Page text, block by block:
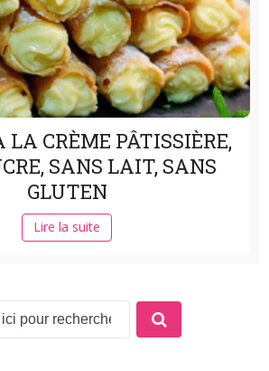
LA CRÈME PÂTISSIÈRE,
SANS LAIT, SANS
GLUTEN
Lire la suite